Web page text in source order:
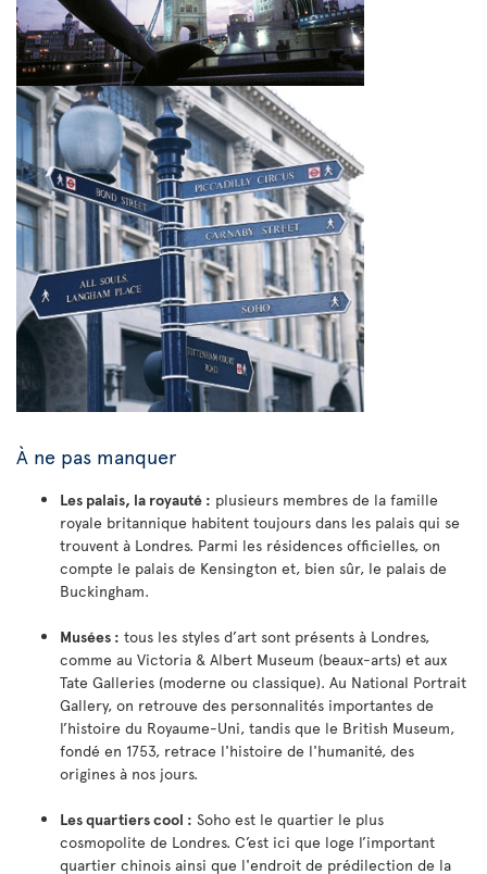
À ne pas manquer
Les palais, la royauté : plusieurs membres de la famille
royale britannique habitent toujours dans les palais qui se
trouvent à Londres. Parmi les résidences officielles, on
compte le palais de Kensington et, bien sûr, le palais de
Buckingham.
Musées : tous les styles d’art sont présents à Londres,
comme au Victoria & Albert Museum (beaux-arts) et aux
Tate Galleries (moderne ou classique). Au National Portrait
Gallery, on retrouve des personnalités importantes de
l’histoire du Royaume-Uni, tandis que le British Museum,
fondé en 1753, retrace l'histoire de l'humanité, des
origines à nos jours.
Les quartiers cool : Soho est le quartier le plus
cosmopolite de Londres. C’est ici que loge l’important
quartier chinois ainsi que l'endroit de prédilection de la